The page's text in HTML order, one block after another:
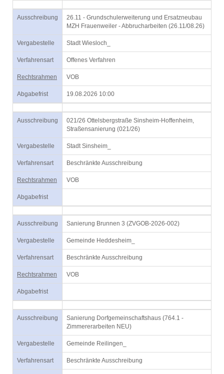
Ausschreibung
26.11 - Grundschulerweiterung und Ersatzneubau
MZH Frauenweiler - Abbrucharbeiten (26.11/08.26)
Vergabestelle Stadt Wiesloch_
Verfahrensart Offenes Verfahren
Rechtsrahmen VOB
Abgabefrist 19.08.2026 10:00
Ausschreibung
021/26 Ottelsbergstraße Sinsheim-Hoffenheim,
Straßensanierung (021/26)
Vergabestelle Stadt Sinsheim_
Verfahrensart Beschränkte Ausschreibung
Rechtsrahmen VOB
Abgabefrist
Ausschreibung Sanierung Brunnen 3 (ZVGOB-2026-002)
Vergabestelle Gemeinde Heddesheim_
Verfahrensart Beschränkte Ausschreibung
Rechtsrahmen VOB
Abgabefrist
Ausschreibung
Sanierung Dorfgemeinschaftshaus (764.1 -
Zimmererarbeiten NEU)
Vergabestelle Gemeinde Reilingen_
Verfahrensart Beschränkte Ausschreibung